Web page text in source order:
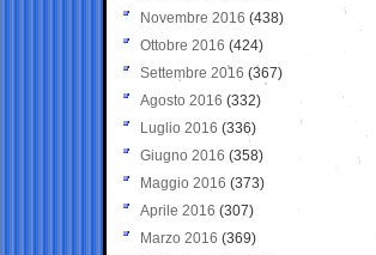
Novembre 2016 (438)
Ottobre 2016 (424)
Settembre 2016 (367)
Agosto 2016 (332)
Luglio 2016 (336)
Giugno 2016 (358)
Maggio 2016 (373)
Aprile 2016 (307)
Marzo 2016 (369)